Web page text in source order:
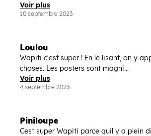
Voir plus
10 septembre 2023
Loulou
Wapiti c'est super ! En le lisant, on y
choses. Les posters sont magni...
Voir plus
4 septembre 2023
Piniloupe
Cest super Wapiti parce quil y a plein